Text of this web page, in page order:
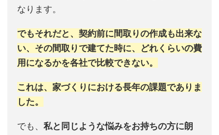
なります。
でもそれだと、契約前に間取りの作成も出来な
い、その間取りで建てた時に、どれくらいの費
用になるかを各社で比較できない。
これは、家づくりにおける長年の課題でありま
した。
でも、 私と同じような悩みをお持ちの方に朗